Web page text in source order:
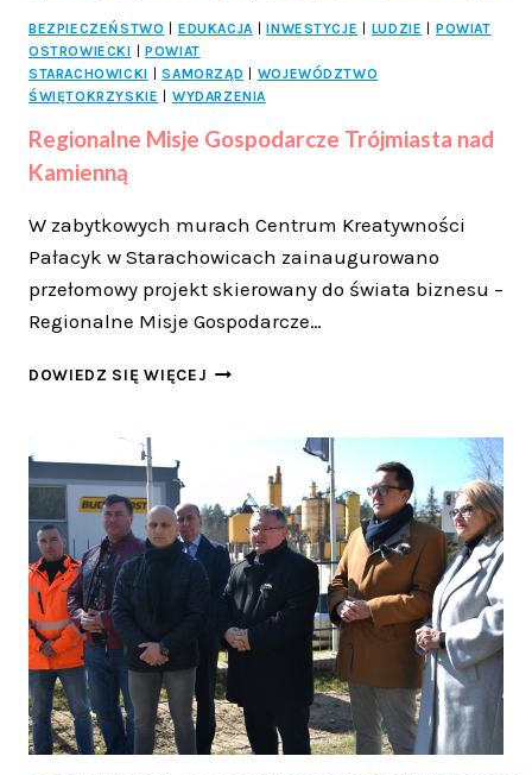
BEZPIECZEŃSTWO EDUKACJA INWESTYCJE LUDZIE
POWIAT
OSTROWIECKI
POWIAT
STARACHOWICKI
SAMORZĄD
WOJEWÓDZTWO
ŚWIĘTOKRZYSKIE
WYDARZENIA
Regionalne Misje Gospodarcze Trójmiasta nad
Kamienną
W zabytkowych murach Centrum Kreatywności
Pałacyk w Starachowicach zainaugurowano
przełomowy projekt skierowany do świata biznesu –
Regionalne Misje Gospodarcze…
DOWIEDZ SIĘ WIĘCEJ REGIONALNE
TRÓJMIASTA
KAMIENNĄ